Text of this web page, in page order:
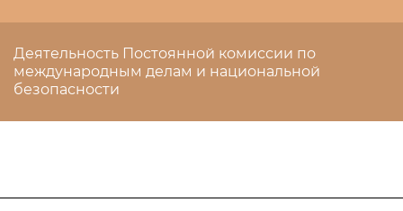
Деятельность Постоянной комиссии по
международным делам и национальной
безопасности